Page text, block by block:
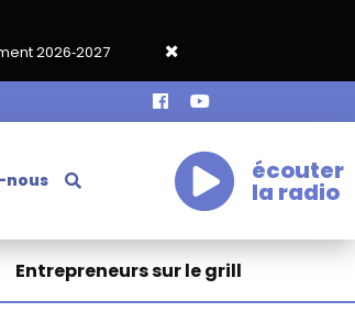
Grand café de rentrée HKA le vendredi 18
nous écouter
la radio
Entrepreneurs sur le grill